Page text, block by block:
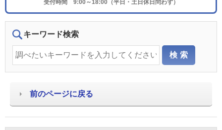
受付時間 9:00～18:00（平日・土日休日問わず）
キーワード検索
前のページに戻る